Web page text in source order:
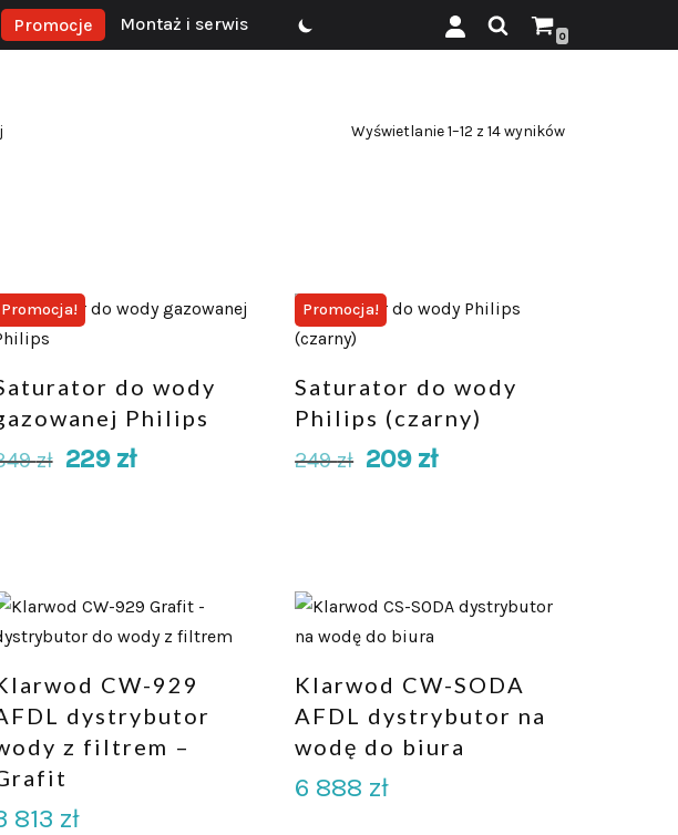
Promocje Montaż i serwis
0
Wyświetlanie 1–12 z 14 wyników
Promocja!
do wody
Philips
zł 229 zł
Promocja!
Saturator do wody
Philips (czarny)
249zł 209 zł
CW-929
dystrybutor
z filtrem –
813 zł
Klarwod CW-SODA
AFDL dystrybutor na
wodę do biura
6 888 zł